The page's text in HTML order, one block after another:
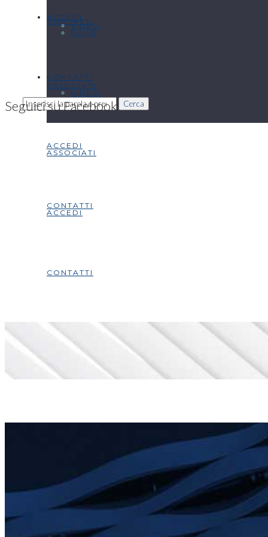
ACCEDI
CONTATTI
CONTATTI
Cerca
VIDEO
ASSOCIATI
ACCEDI
CONTATTI
FOTO
VIDEO
ASSOCIATI
ACCEDI
CONTATTI
Seguici su Facebook